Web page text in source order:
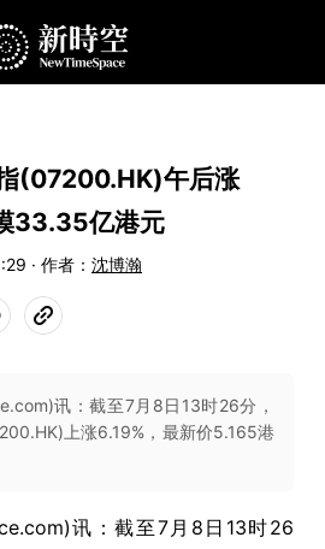
(07200.HK)午后涨
33.35亿港元
· 作者： 沈博瀚
讯：截至7月8日13时26分，
上涨6.19%，最新价5.165港
讯：截至7月8日13时26